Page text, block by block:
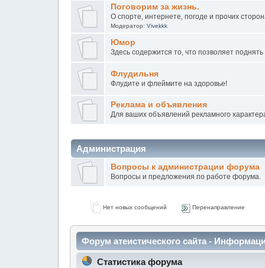
Поговорим за жизнь.
О спорте, интернете, погоде и прочих
Модератор: Vivekkk
Юмор
Здесь содержится то, что позволяет
Флудильня
Флудите и флeймите на здоровье!
Peклaмa и oбъявления
Для ваших объявлений рекламного
Администрация
Вопросы к администрации форума
Вопросы и предложения по работе форума.
Нет новых сообщений Перенаправление
Форум атеистического сайта -
Статистика форума